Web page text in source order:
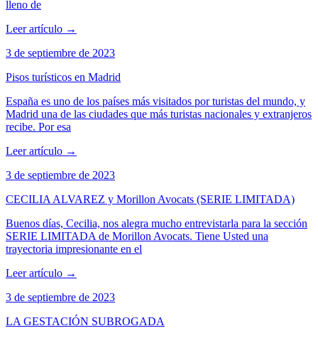
lleno de
Leer artículo →
3 de septiembre de 2023
Pisos turísticos en Madrid
España es uno de los países más visitados por turistas del mundo, y
Madrid una de las ciudades que más turistas nacionales y extranjeros
recibe. Por esa
Leer artículo →
3 de septiembre de 2023
CECILIA ALVAREZ y Morillon Avocats (SERIE LIMITADA)
Buenos días, Cecilia, nos alegra mucho entrevistarla para la sección
SERIE LIMITADA de Morillon Avocats. Tiene Usted una
trayectoria impresionante en el
Leer artículo →
3 de septiembre de 2023
LA GESTACIÓN SUBROGADA